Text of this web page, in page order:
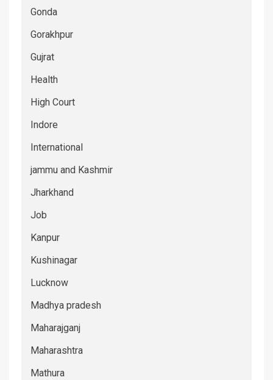
Gonda
Gorakhpur
Gujrat
Health
High Court
Indore
International
jammu and Kashmir
Jharkhand
Job
Kanpur
Kushinagar
Lucknow
Madhya pradesh
Maharajganj
Maharashtra
Mathura